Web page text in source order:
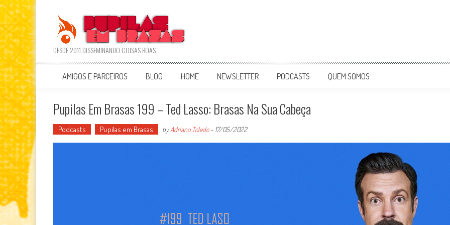
Skip
content
DESDE 2011 DISSEMINANDO COISAS BOAS
AMIGOS E PARCEIROS BLOG HOME NEWSLETTER PODCASTS QUEM SOMOS
Pupilas Em Brasas 199 – Ted Lasso: Brasas Na Sua Cabeça
Podcasts Pupilas em Brasas byAdriano Toledo- 17/05/2022